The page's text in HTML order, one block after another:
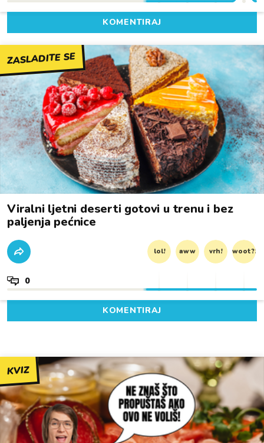
KOMENTIRAJ
ZASLADITE SE
Viralni ljetni deserti gotovi u trenu i bez
paljenja pećnice
lol! aww vrh! woot?!
0
KOMENTIRAJ
KVIZ